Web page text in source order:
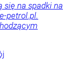
się na spadki na
petrol.pl.